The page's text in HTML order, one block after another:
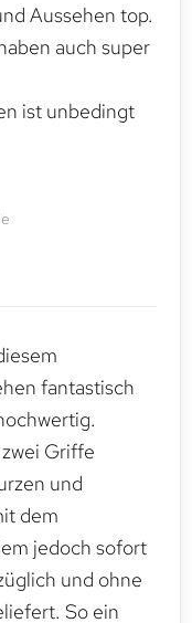
Aussehen top.
auch super
ist unbedingt
fantastisch
Griffe
und
dem
jedoch sofort
und ohne
So ein